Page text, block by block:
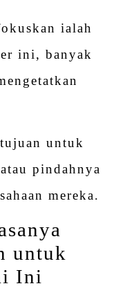
ialah
ini, banyak
untuk
pindahnya
mereka.
untuk
Ini